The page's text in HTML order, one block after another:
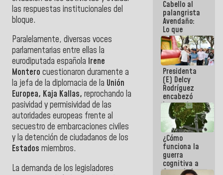
las respuestas institucionales del
bloque.
Paralelamente, diversas voces
parlamentarias entre ellas la
eurodiputada española Irene
Montero cuestionaron duramente a
la jefa de la diplomacia de la Unión
Europea, Kaja Kallas, reprochando la
pasividad y permisividad de las
autoridades europeas frente al
secuestro de embarcaciones civiles
y la detención de ciudadanos de los
Estados miembros.
La demanda de los legisladores
del Sistema
Eléctrico
Nacional
Cabello al
palangrista
Avendaño:
Lo que
vayas a
escribir
hazlo hoy
por que no
sabemos si
la semana
que viene
hay
programa
Presidenta
(E) Delcy
Rodríguez
encabezó
lanzamiento
del Plan
Nacional de
Recreación
Vacacional
¿Cómo
funciona la
guerra
cognitiva a
favor de la